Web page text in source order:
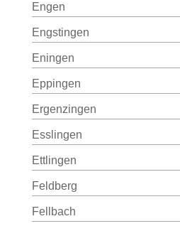
Engen
Engstingen
Eningen
Eppingen
Ergenzingen
Esslingen
Ettlingen
Feldberg
Fellbach